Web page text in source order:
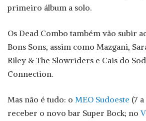
primeiro álbum a solo.
Os Dead Combo também vão subir
Bons Sons, assim como Mazgani,
Riley & The Slowriders e Cais do
Connection.
Mas não é tudo: o MEO Sudoeste (7
receber o novo bar Super Bock; no